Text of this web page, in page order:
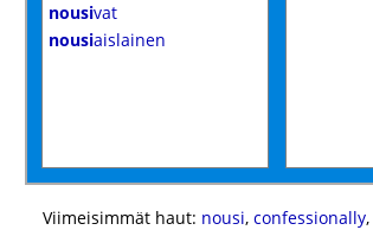
nousivat
nousiaislainen
Viimeisimmät haut: nousi, confessionally,